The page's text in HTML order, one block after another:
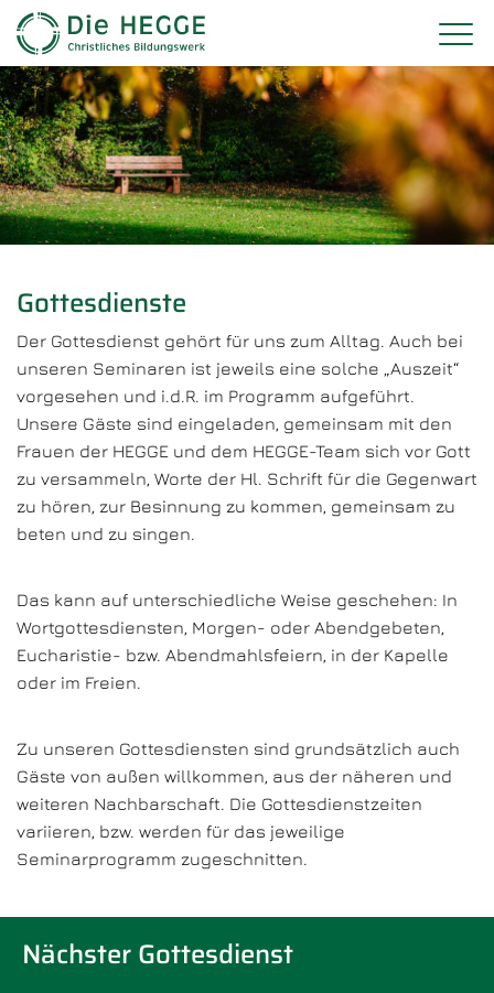
Gottesdienste
Der Gottesdienst gehört für uns zum Alltag. Auch bei
unseren Seminaren ist jeweils eine solche „Auszeit“
vorgesehen und i.d.R. im Programm aufgeführt.
Unsere Gäste sind eingeladen, gemeinsam mit den
Frauen der HEGGE und dem HEGGE-Team sich vor Gott
zu versammeln, Worte der Hl. Schrift für die Gegenwart
zu hören, zur Besinnung zu kommen, gemeinsam zu
beten und zu singen.
Das kann auf unterschiedliche Weise geschehen: In
Wortgottesdiensten, Morgen- oder Abendgebeten,
Eucharistie- bzw. Abendmahlsfeiern, in der Kapelle
oder im Freien.
Zu unseren Gottesdiensten sind grundsätzlich auch
Gäste von außen willkommen, aus der näheren und
weiteren Nachbarschaft. Die Gottesdienstzeiten
variieren, bzw. werden für das jeweilige
Seminarprogramm zugeschnitten.
Nächster Gottesdienst